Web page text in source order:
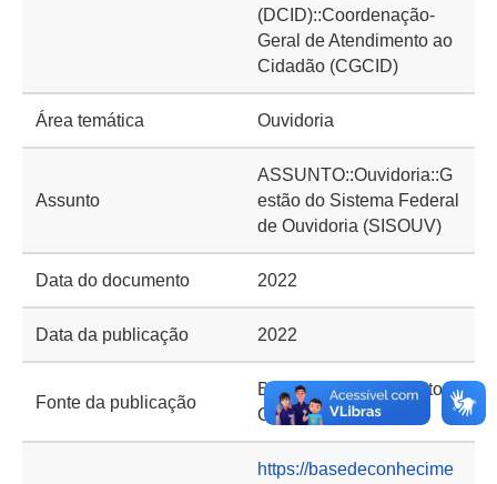
(DCID)::Coordenação-
Geral de Atendimento ao
Cidadão (CGCID)
Área temática Ouvidoria
Assunto
ASSUNTO::Ouvidoria::G
estão do Sistema Federal
de Ouvidoria (SISOUV)
Data do documento 2022
Data da publicação 2022
Fonte da publicação
Base de Conhecimento
CGU
https://basedeconhecime